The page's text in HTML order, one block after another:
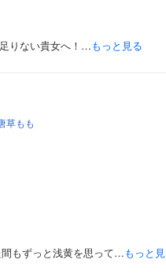
りない貴女へ！…もっと見る
草もも
もずっと浅黄を思って…もっと